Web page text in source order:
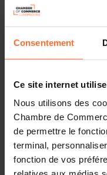
Consentement
Ce site internet utilise
Nous utilisons des
Chambre de
de permettre le
terminal,
fonction de vos
Découvrez les aides
d’entreprise !